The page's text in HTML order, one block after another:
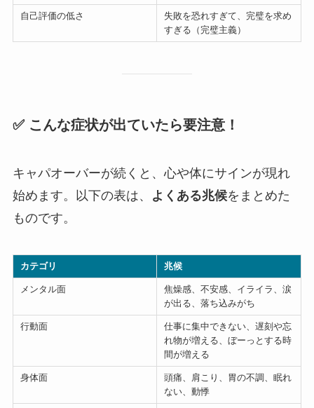
自己評価の低さ
失敗を恐れすぎて、完璧を求め
すぎる（完璧主義）
✅ こんな症状が出ていたら要注意！
キャパオーバーが続くと、心や体にサインが現れ
始めます。以下の表は、
よくある兆候をまとめた
ものです。
カテゴリ 兆候
メンタル面
焦燥感、不安感、イライラ、涙
が出る、落ち込みがち
行動面
仕事に集中できない、遅刻や忘
れ物が増える、ぼーっとする時
間が増える
身体面
頭痛、肩こり、胃の不調、眠れ
ない、動悸